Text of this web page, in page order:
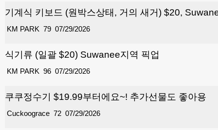
기계식 키보드 (원박스상태, 거의 새거) $20,
79
KM PARK 07/29/2026
식기류 (일괄 $20) Suwanee지역 픽업
96
KM PARK 07/29/2026
쿠쿠정수기 $19.99부터에요~! 추가선물도 좋아용
72
Cuckoograce 07/29/2026